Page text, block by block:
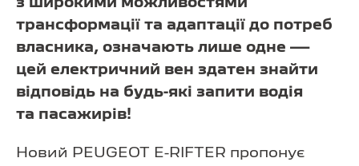
з широкими можливостями
трансформації та адаптації до потреб
власника, означають лише одне —
цей електричний вен здатен знайти
відповідь на будь-які запити водія
та пасажирів!
Новий PEUGEOT E-RIFTER пропонує